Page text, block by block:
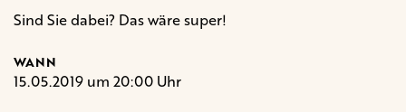
Sind Sie dabei? Das wäre super!
WANN
15.05.2019 um 20:00 Uhr